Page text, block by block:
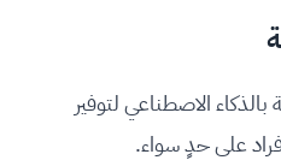
الاصطناعي لتوفير
على حدٍ سواء.